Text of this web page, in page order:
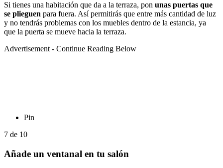
Si tienes una habitación que da a la terraza, pon unas puertas que
se plieguen para fuera. Así permitirás que entre más cantidad de luz
y no tendrás problemas con los muebles dentro de la estancia, ya
que la puerta se mueve hacia la terraza.
Advertisement - Continue Reading Below
Pin
7 de 10
Añade un ventanal en tu salón